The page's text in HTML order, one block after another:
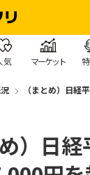
気 マーケット
（まとめ）日
め）日